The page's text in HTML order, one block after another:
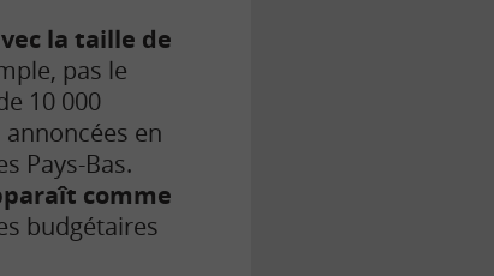
la taille de
pas le
10 000
en
Pays-Bas.
comme
budgétaires